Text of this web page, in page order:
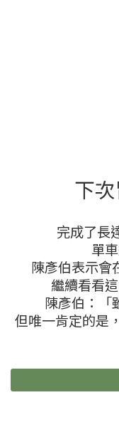
下
完成了長
單
陳彥伯表示會
繼續看看
陳彥伯：「
但唯一肯定的是